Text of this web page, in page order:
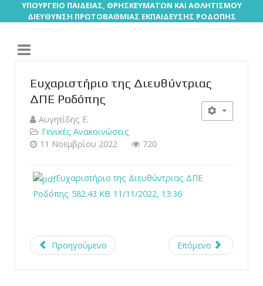
ΥΠΟΥΡΓΕΙΟ ΠΑΙΔΕΙΑΣ, ΘΡΗΣΚΕΥΜΑΤΩΝ ΚΑΙ ΑΘΛΗΤΙΣΜΟΥ
ΔΙΕΥΘΥΝΣΗ ΠΡΩΤΟΒΑΘΜΙΑΣ ΕΚΠΑΙΔΕΥΣΗΣ ΡΟΔΟΠΗΣ
Ευχαριστήριο της Διευθύντριας
ΔΠΕ Ροδόπης
Αυγητίδης Ε.
Γενικές Ανακοινώσεις
11 Νοεμβρίου 2022
720
Ευχαριστήριο της Διευθύντριας ΔΠΕ
Ροδόπης 582.43 KB 11/11/2022, 13:36
Προηγούμενο Επόμενο